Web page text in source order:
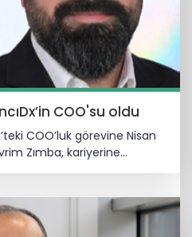
Devrim Zımba, SabancıDx’in COO'su oldu
COO’luk görevine Nisan
başlayarak yaklaşık 10 yıl
Program Manager, Manager
& Outsource Management